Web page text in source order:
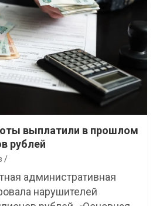
выплатили в прошлом
рублей
административная
нарушителей